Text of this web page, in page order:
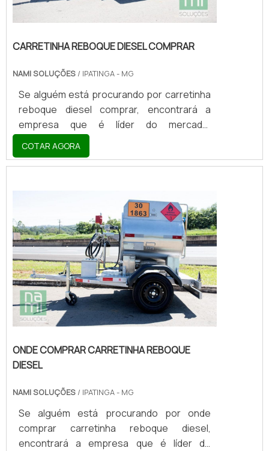
CARRETINHA REBOQUE DIESEL COMPRAR
NAMI SOLUÇÕES / IPATINGA - MG
Se alguém está procurando por carretinha
reboque diesel comprar, encontrará a
empresa que é líder do mercado.
Elaborando uma cotação na vitrine que se
chama Soluções Industriais e descobrindo
a melhor referência em qualidade do
o interesse é por carretinha reboque diesel
comprar, com a Nami Solucoes encontrará
excelente custo-benefício com
pagamento acessível.OUTRAS
INFORMAÇÕES SOBRE CARRETINHA...
COTAR AGORA
ONDE COMPRAR CARRETINHA REBOQUE
DIESEL
NAMI SOLUÇÕES / IPATINGA - MG
Se alguém está procurando por onde
comprar carretinha reboque diesel,
encontrará a empresa que é líder do